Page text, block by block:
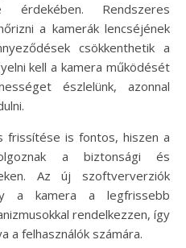
Rendszeres
a kamerák lencséjének
csökkenthetik a
kell a kamera működését
észlelünk, azonnal
frissítése is fontos, hiszen a
a biztonsági és
Az új szoftververziók
a kamera a legfrissebb
rendelkezzen, így
a felhasználók számára.